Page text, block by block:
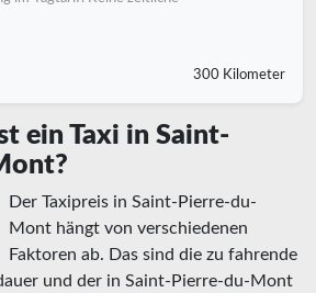
300 Kilometer
ein Taxi in Saint-
Der Taxipreis in Saint-Pierre-du-
Mont hängt von verschiedenen
Faktoren ab. Das sind die zu fahrende
und der in Saint-Pierre-du-Mont